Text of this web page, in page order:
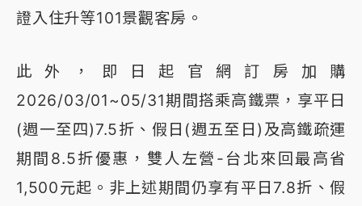
證入住升等101景觀客房。
此外，即日起官網訂房加購
2026/03/01~05/31期間搭乘高鐵票，享平日
(週一至四)7.5折、假日(週五至日)及高鐵疏運
期間8.5折優惠，雙人左營-台北來回最高省
1,500元起。非上述期間仍享有平日7.8折、假